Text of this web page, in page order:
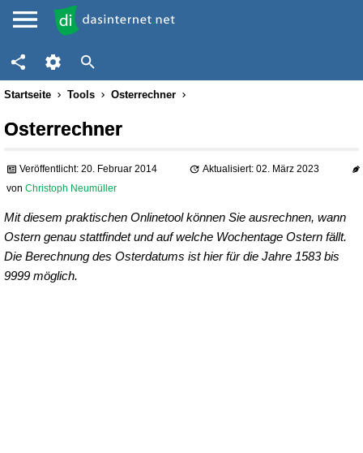
Startseite Tools Osterrechner
Osterrechner
Veröffentlicht: 20. Februar 2014
Aktualisiert: 02. März 2023
von Christoph Neumüller
Mit diesem praktischen Onlinetool können Sie ausrechnen, wann
Ostern genau stattfindet und auf welche Wochentage Ostern fällt.
Die Berechnung des Osterdatums ist hier für die Jahre 1583 bis
9999 möglich.